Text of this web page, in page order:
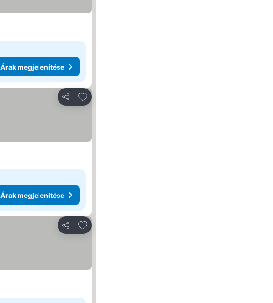
Árak megjelenítése
Megosztás
Hozzáadás a kedvencekhez
Árak megjelenítése
Megosztás
Hozzáadás a kedvencekhez